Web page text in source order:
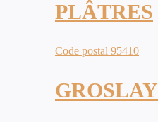
PLÂTRES
Code postal 95410
GROSLAY